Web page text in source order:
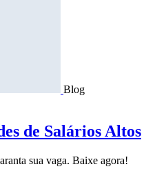
Blog
de Salários Altos
sua vaga. Baixe agora!